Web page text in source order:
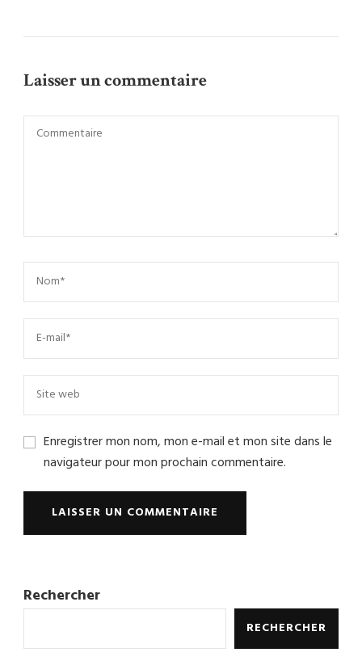
Laisser un commentaire
Enregistrer mon nom, mon e-mail et mon site dans le
navigateur pour mon prochain commentaire.
Rechercher
RECHERCHER